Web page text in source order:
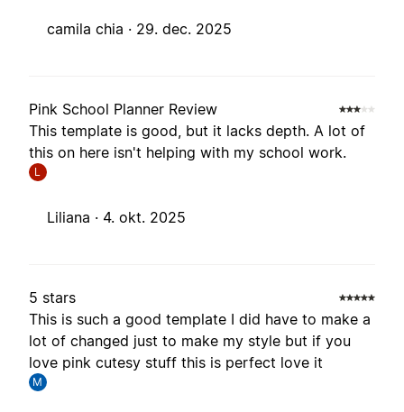
camila chia · 29. dec. 2025
Pink School Planner Review
This template is good, but it lacks depth. A lot of
this on here isn't helping with my school work.
L
Liliana · 4. okt. 2025
5 stars
This is such a good template I did have to make a
lot of changed just to make my style but if you
love pink cutesy stuff this is perfect love it
M